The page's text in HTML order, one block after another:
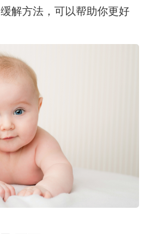
解方法，可以帮助你更好